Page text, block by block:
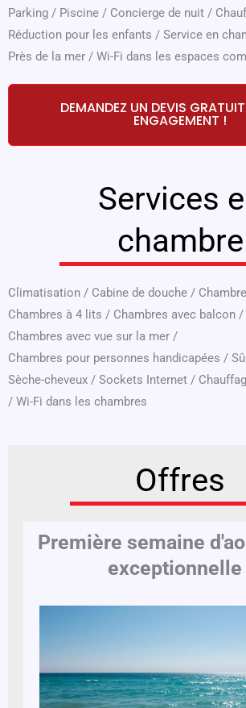
Parking / Piscine / Concierge de nuit /
Réduction pour les enfants / Service en
Près de la mer / Wi-Fi dans les espaces
DEMANDEZ UN DEVIS
ENGAGEMENT !
Services
chambre
Climatisation / Cabine de douche /
Chambres à 4 lits / Chambres avec balcon /
Chambres avec vue sur la mer /
Chambres pour personnes handicapées /
Sèche-cheveux / Sockets Internet /
/ Wi-Fi dans les chambres
Offres
Première semaine
exceptionnelle